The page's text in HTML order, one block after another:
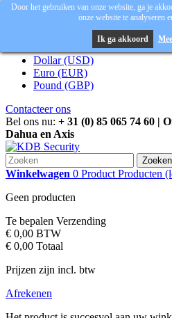
Dollar (USD)
Euro (EUR)
Pound (GBP)
Contacteer ons
Bel ons nu: + 31 (0) 85 065 74 60 |
Dahua en Axis
Zoeken
Winkelwagen 0 Product Producten
Geen producten
Te bepalen Verzending
€ 0,00 BTW
€ 0,00 Totaal
Prijzen zijn incl. btw
Afrekenen
Door het gebruiken van onze website, ga je
onze website te analyseren
Ik ga akkoord